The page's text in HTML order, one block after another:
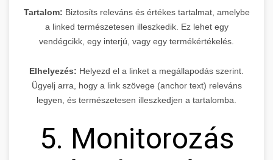
Tartalom: Biztosíts releváns és értékes tartalmat, amelybe
a linked természetesen illeszkedik. Ez lehet egy
vendégcikk, egy interjú, vagy egy termékértékelés.
Elhelyezés: Helyezd el a linket a megállapodás szerint.
Ügyelj arra, hogy a link szövege (anchor text) releváns
legyen, és természetesen illeszkedjen a tartalomba.
5. Monitorozás